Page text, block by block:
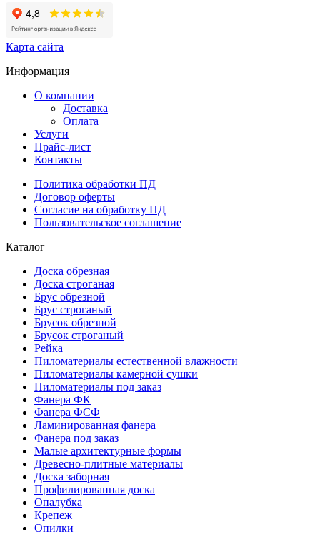
Карта сайта
Информация
О компании
Доставка
Оплата
Услуги
Прайс-лист
Контакты
Политика обработки ПД
Договор оферты
Согласие на обработку ПД
Пользовательское соглашение
Каталог
Доска обрезная
Доска строганая
Брус обрезной
Брус строганый
Брусок обрезной
Брусок строганый
Рейка
Пиломатериалы естественной влажности
Пиломатериалы камерной сушки
Пиломатериалы под заказ
Фанера ФК
Фанера ФСФ
Ламинированная фанера
Фанера под заказ
Малые архитектурные формы
Древесно-плитные материалы
Доска заборная
Профилированная доска
Опалубка
Крепеж
Опилки